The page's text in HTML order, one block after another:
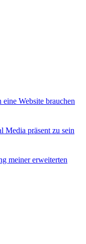
Website brauchen
Media präsent zu sein
meiner erweiterten